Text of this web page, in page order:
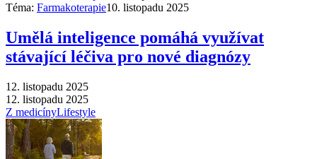
Téma: Farmakoterapie10. listopadu 2025
Umělá inteligence pomáhá využívat
stávající léčiva pro nové diagnózy
12. listopadu 2025
12. listopadu 2025
Z medicínyLifestyle